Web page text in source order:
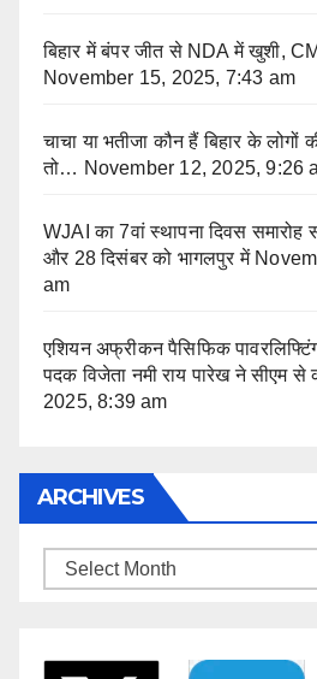
बिहार में बंपर जीत से NDA में खुशी,
November 15, 2025, 7:43 am
चाचा या भतीजा कौन हैं बिहार के
तो… November 12, 2025, 9:26
WJAI का 7वां स्थापना दिवस समारोह
और 28 दिसंबर को भागलपुर में
am
एशियन अफ्रीकन पैसिफिक
पदक विजेता नमी राय पारेख ने सीएम से
2025, 8:39 am
ARCHIVES
Archives